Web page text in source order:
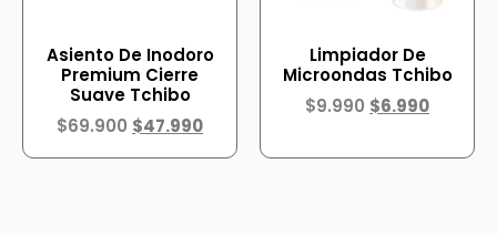
Asiento De Inodoro
Premium Cierre
Suave Tchibo
$69.900 $47.990
Limpiador De
Microondas Tchibo
$9.990 $6.990